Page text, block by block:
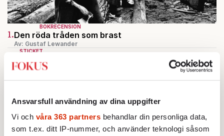
Ansvarsfull användning av dina uppgifter
Vi och våra 363 partners behandlar din personliga data,
som t.ex. ditt IP-nummer, och använder teknologi såsom
BOKRECENSION
1.Den röda tråden som brast
Av: Gustaf Lewander
STICKET
Bitte Assarmo:
Sagan om den lågbegåvade
ursprungsbefolkningen i Filipstad
KRÖNIKA
franska civilisationen
4.Nina Lekander:På ”Kommunisthögskolan” drömde
alla om att vara arbetarklass